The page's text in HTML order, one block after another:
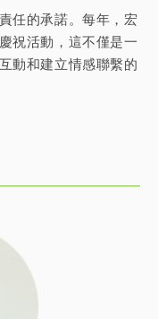
任的承諾。每年，宏
祝活動，這不僅是一
動和建立情感聯繫的